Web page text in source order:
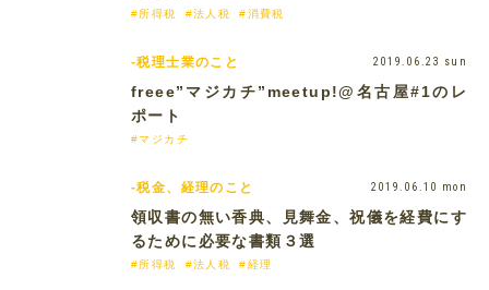
#所得税 #法人税 #消費税
-税理士業のこと 2019.06.23 sun
freee”マジカチ”meetup!@名古屋#1のレ
ポート
#マジカチ
-税金、経理のこと 2019.06.10 mon
領収書の無い香典、見舞金、祝儀を経費にす
るために必要な書類３選
#所得税 #法人税 #経理